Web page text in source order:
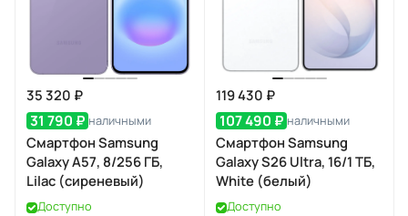
35 320 ₽
31 790 ₽ наличными
Смартфон Samsung
Galaxy A57, 8/256 ГБ,
Lilac (сиреневый)
Доступно
119 430 ₽
107 490 ₽ наличными
Смартфон Samsung
Galaxy S26 Ultra, 16/1 ТБ,
White (белый)
Доступно